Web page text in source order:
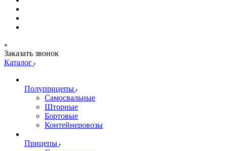
Заказать звонок
Каталог
Полуприцепы
Самосвальные
Шторные
Бортовые
Контейнеровозы
Прицепы